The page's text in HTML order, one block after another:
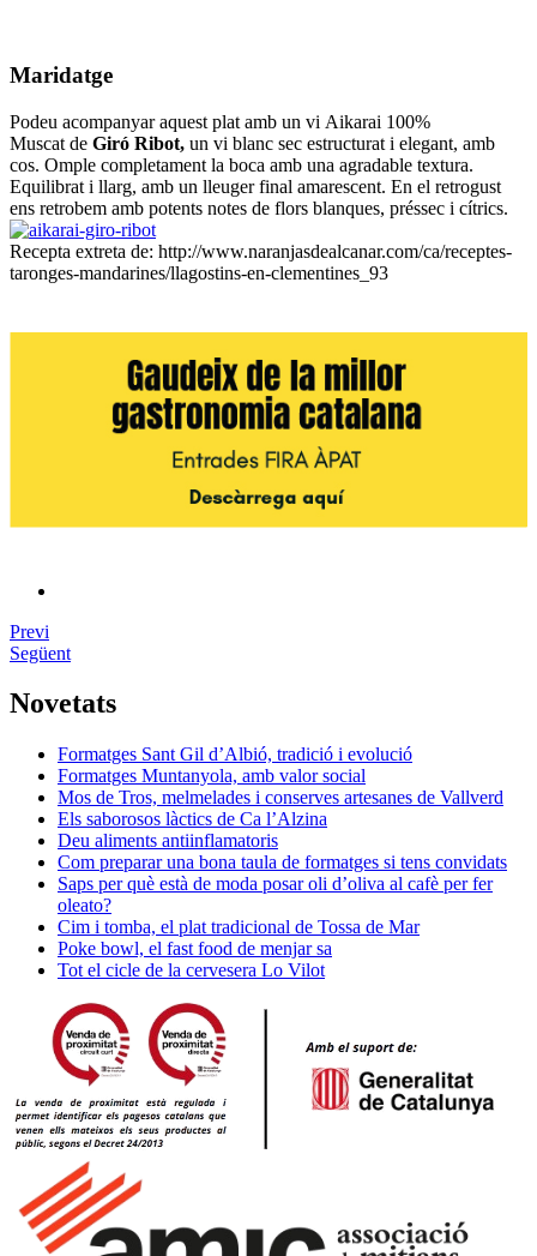
Maridatge
Podeu acompanyar aquest plat amb un vi Aikarai 100%
Muscat de Giró Ribot, un vi blanc sec estructurat i elegant, amb
cos. Omple completament la boca amb una agradable textura.
Equilibrat i llarg, amb un lleuger final amarescent. En el retrogust
ens retrobem amb potents notes de flors blanques, préssec i cítrics.
Recepta extreta de: http://www.naranjasdealcanar.com/ca/receptes-
taronges-mandarines/llagostins-en-clementines_93
Previ
Següent
Novetats
Formatges Sant Gil d’Albió, tradició i evolució
Formatges Muntanyola, amb valor social
Mos de Tros, melmelades i conserves artesanes de Vallverd
Els saborosos làctics de Ca l’Alzina
Deu aliments antiinflamatoris
Com preparar una bona taula de formatges si tens convidats
Saps per què està de moda posar oli d’oliva al cafè per fer
oleato?
Cim i tomba, el plat tradicional de Tossa de Mar
Poke bowl, el fast food de menjar sa
Tot el cicle de la cervesera Lo Vilot